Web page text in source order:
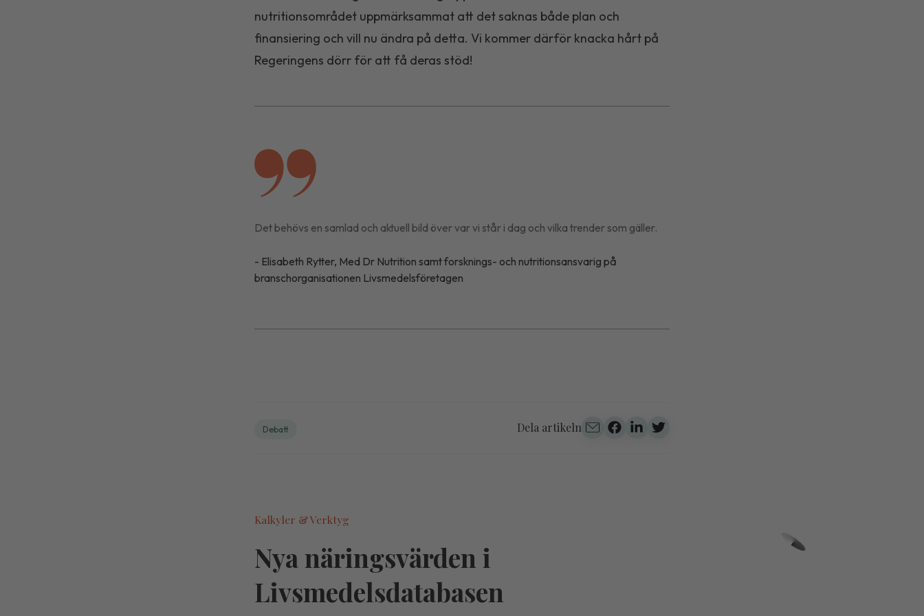
nutritionsområdet uppmärksammat att det saknas både plan och
finansiering och vill nu ändra på detta. Vi kommer därför knacka hårt på
Regeringens dörr för att få deras stöd!
Det behövs en samlad och aktuell bild över var vi står i dag och vilka trender som gäller.
Elisabeth Rytter, Med Dr Nutrition samt forsknings- och nutritionsansvarig på
branschorganisationen Livsmedelsföretagen
Debatt Dela artikeln
Kalkyler & Verktyg
Nya näringsvärden i
Livsmedelsdatabasen